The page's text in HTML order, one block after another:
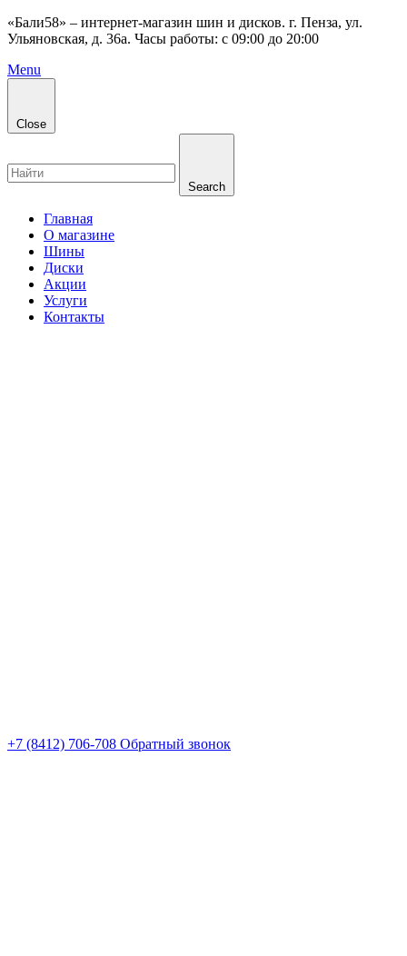
«Бали58» – интернет-магазин шин и дисков. г. Пенза, ул.
Ульяновская, д. 36а. Часы работы: с 09:00 до 20:00
Menu
Close
Search
Главная
О магазине
Шины
Диски
Акции
Услуги
Контакты
+7 (8412) 706-708 Обратный звонок